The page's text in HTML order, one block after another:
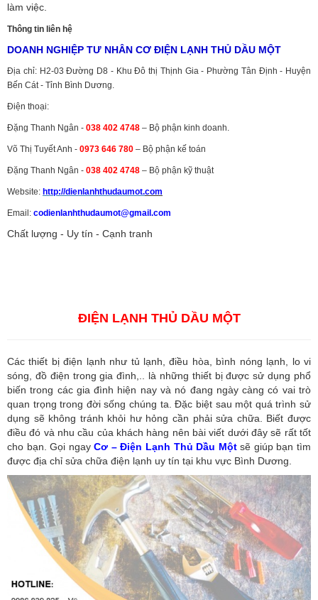
làm việc.
Thông tin liên hệ
DOANH NGHIỆP TƯ NHÂN CƠ ĐIỆN LẠNH THỦ DẦU MỘT
Địa chỉ: H2-03 Đường D8 - Khu Đô thị Thịnh Gia - Phường Tân Định - Huyện
Bến Cát - Tỉnh Bình Dương.
Điện thoại:
Đặng Thanh Ngân - 038 402 4748 – Bộ phận kinh doanh.
Võ Thị Tuyết Anh - 0973 646 780 – Bộ phận kế toán
Đặng Thanh Ngân - 038 402 4748 – Bộ phận kỹ thuật
Website: http://dienlanhthudaumot.com
Email: codienlanhthudaumot@gmail.com
Chất lượng - Uy tín - Cạnh tranh
ĐIỆN LẠNH THỦ DẦU MỘT
Các thiết bị điện lạnh như tủ lạnh, điều hòa, bình nóng lạnh, lo vi
sóng, đồ điện trong gia đình,.. là những thiết bị được sử dụng phổ
biến trong các gia đình hiện nay và nó đang ngày càng có vai trò
quan trọng trong đời sống chúng ta. Đặc biệt sau một quá trình sử
dụng sẽ không tránh khỏi hư hỏng cần phải sửa chữa. Biết được
điều đó và nhu cầu của khách hàng nên bài viết dưới đây sẽ rất tốt
cho bạn. Gọi ngayCơ – Điện Lạnh Thủ Dầu Một sẽ giúp bạn tìm
được địa chỉ sửa chữa điện lạnh uy tín tại khu vực Bình Dương.